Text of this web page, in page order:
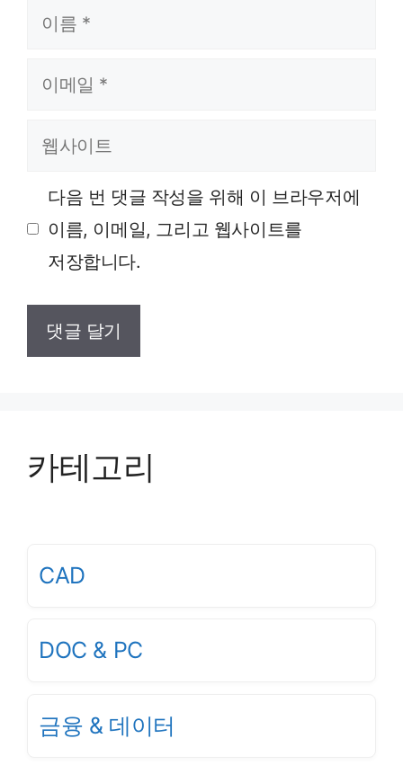
이름
이메일
웹사이트
다음 번 댓글 작성을 위해 이 브라우저에
이름, 이메일, 그리고 웹사이트를
저장합니다.
카테고리
CAD
DOC & PC
금융 & 데이터